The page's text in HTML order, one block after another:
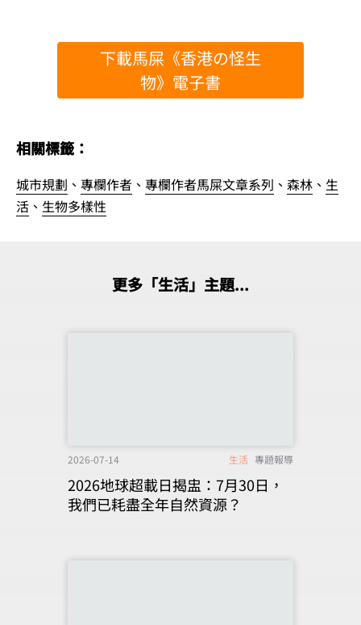
下載馬屎《香港の怪生
物》電子書
相關標籤：
城市規劃 、 專欄作者 、 專欄作者馬屎文章系列 、 森林 、 生
活 、 生物多樣性
更多「生活」主題...
2026-07-14 生活 專題報導
2026地球超載日揭盅：7月30日，
我們已耗盡全年自然資源？